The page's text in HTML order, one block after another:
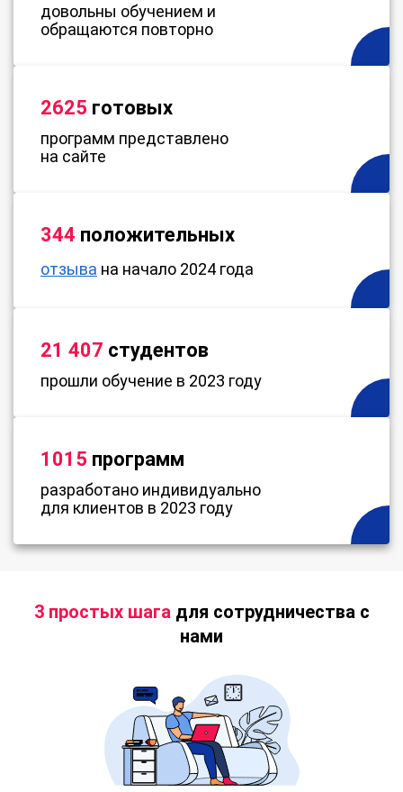
довольны обучением и
обращаются повторно
2625 готовых
программ представлено
на сайте
344 положительных
отзыва на начало 2024 года
21 407 студентов
прошли обучение в 2023 году
1015 программ
разработано индивидуально
для клиентов в 2023 году
3 простых шагадля сотрудничества с
нами